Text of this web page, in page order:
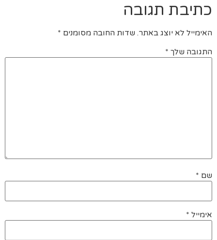
כתיבת תגובה
האימייל לא יוצג באתר. שדות החובה מסומנים *
התגובה שלך *
שם *
אימייל *